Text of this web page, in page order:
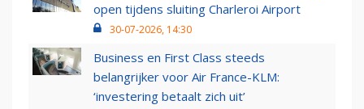
open tijdens sluiting Charleroi Airport
30-07-2026, 14:30
Business en First Class steeds
belangrijker voor Air France-KLM:
‘investering betaalt zich uit’